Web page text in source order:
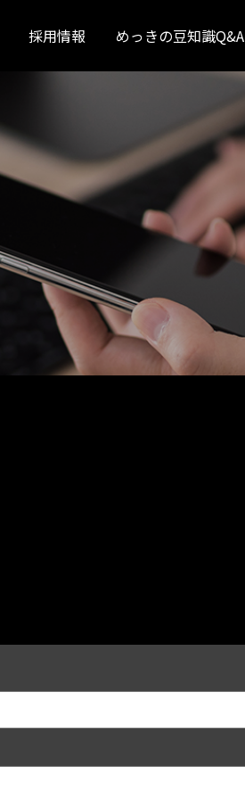
採用情報 めっきの豆知識Q&A